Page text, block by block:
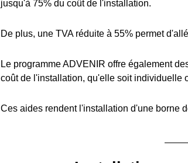
jusqu'à 75% du coût de l'installation.
De plus, une TVA réduite à 55% permet
Le programme ADVENIR offre également
coût de l'installation, qu'elle soit individuelle
Ces aides rendent l'installation d'une borne